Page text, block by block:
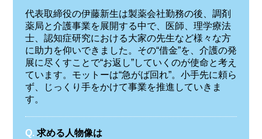
代表取締役の伊藤新生は製薬会社勤務の後、調剤
薬局と介護事業を展開する中で、医師、理学療法
士、認知症研究における大家の先生など様々な方
に助力を仰いできました。その“借金”を、介護の発
展に尽くすことで“お返し”していくのが使命と考え
ています。モットーは“急がば回れ”。小手先に頼ら
ず、じっくり手をかけて事業を推進していきま
す。
Q. 求める人物像は